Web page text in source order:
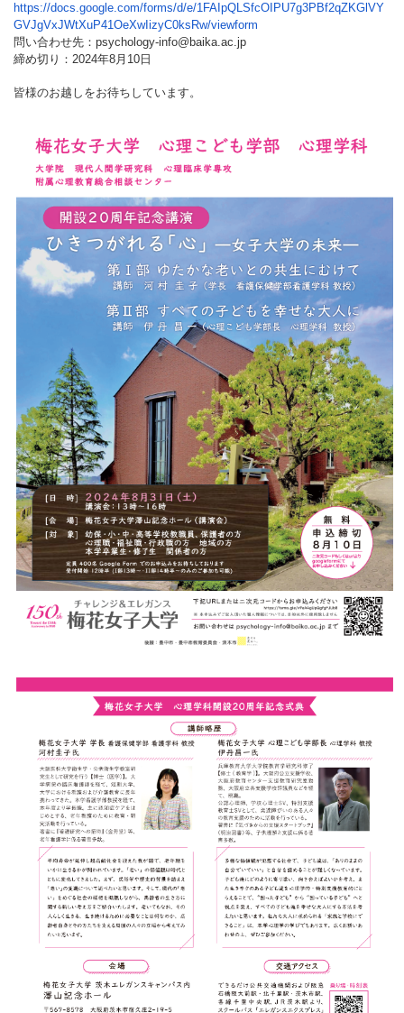
交通アクセス
代表
072-643-6221
入試広報部
072-643-6566
お問い合わせ 交通アクセス サイトマップ English
BCCS 梅花メール 入学前プログラム
https://docs.google.com/forms/d/e/1FAIpQLSfcOIPU7g3PBf2qZKGlVY
GVJgVxJWtXuP41OeXwIizyC0ksRw/viewform
問い合わせ先：psychology-info@baika.ac.jp
締め切り：2024年8月10日
皆様のお越しをお待ちしています。